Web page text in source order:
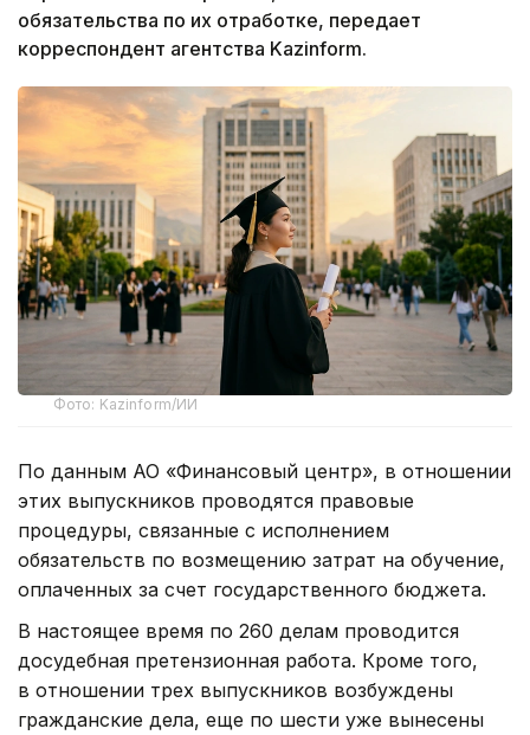
обязательства по их отработке, передает
корреспондент агентства Kazinform.
Фото: Kazinform/ИИ
По данным АО «Финансовый центр», в отношении
этих выпускников проводятся правовые
процедуры, связанные с исполнением
обязательств по возмещению затрат на обучение,
оплаченных за счет государственного бюджета.
В настоящее время по 260 делам проводится
досудебная претензионная работа. Кроме того,
в отношении трех выпускников возбуждены
гражданские дела, еще по шести уже вынесены